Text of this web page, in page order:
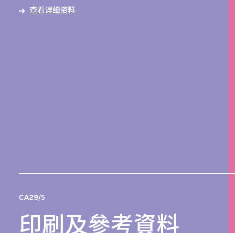
查看详细资料
CA29/5
印刷及參考資料